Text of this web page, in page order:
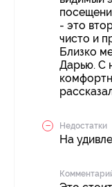
- это
чисто и
Близко
Дарью. С
Недостатки
На